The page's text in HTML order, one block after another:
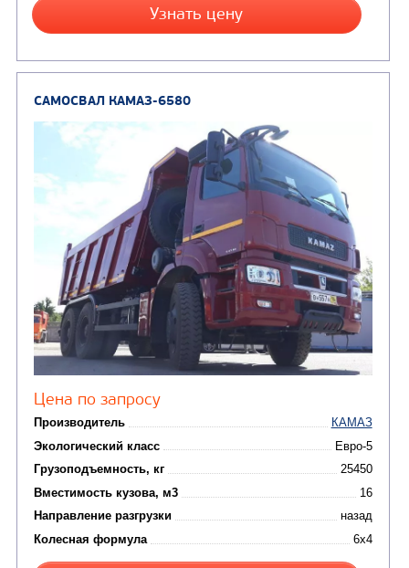
Направление разгрузки
Колесная формула
Кредит/Лизинг
САМОСВАЛ КАМАЗ-6520 В НАЛИЧИИ